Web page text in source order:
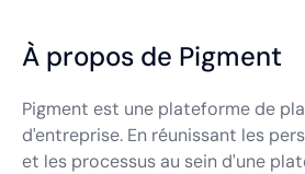
À propos de Pigment
Pigment est une plateforme de
d'entreprise. En réunissant les
et les processus au sein d'une